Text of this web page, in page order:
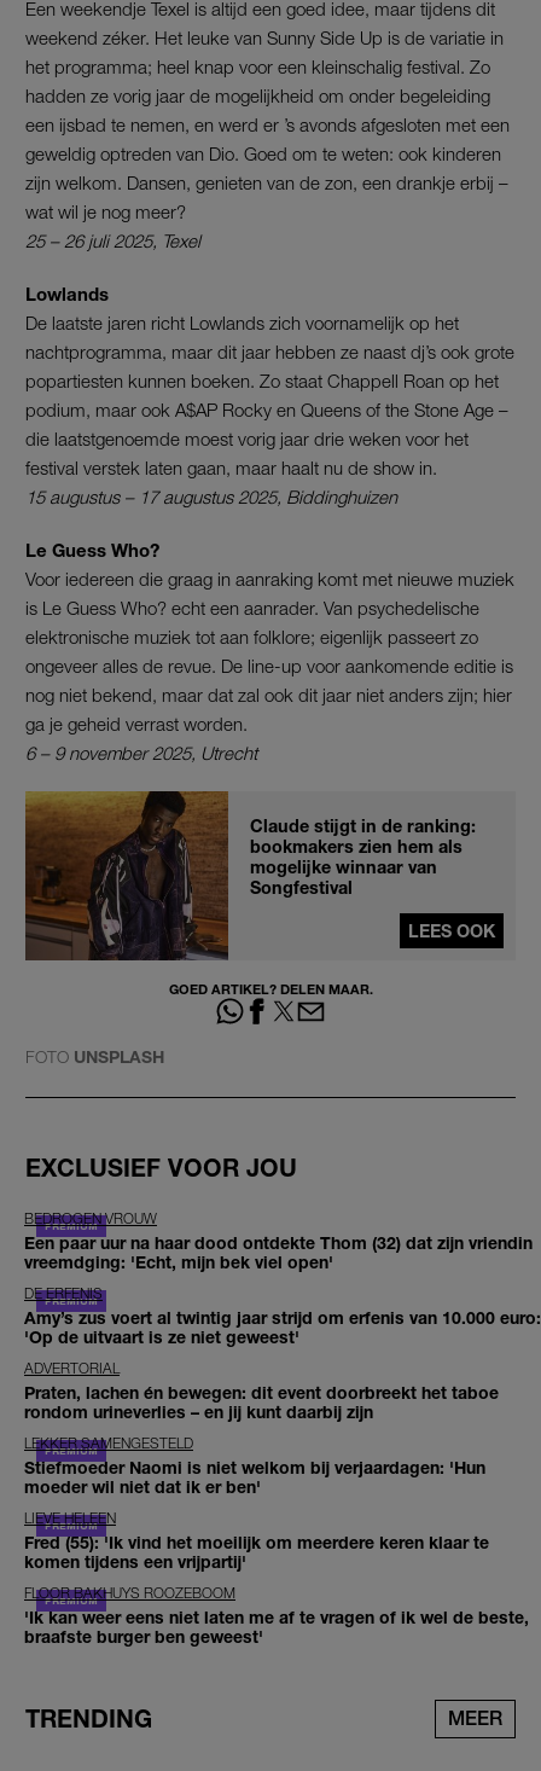
Een weekendje Texel is altijd een goed idee, maar tijdens dit
weekend zéker. Het leuke van Sunny Side Up is de variatie in
het programma; heel knap voor een kleinschalig festival. Zo
hadden ze vorig jaar de mogelijkheid om onder begeleiding
een ijsbad te nemen, en werd er ’s avonds afgesloten met een
geweldig optreden van Dio. Goed om te weten: ook kinderen
zijn welkom. Dansen, genieten van de zon, een drankje erbij –
wat wil je nog meer?
25 – 26 juli 2025, Texel
Lowlands
De laatste jaren richt Lowlands zich voornamelijk op het
nachtprogramma, maar dit jaar hebben ze naast dj’s ook grote
popartiesten kunnen boeken. Zo staat Chappell Roan op het
podium, maar ook A$AP Rocky en Queens of the Stone Age –
die laatstgenoemde moest vorig jaar drie weken voor het
festival verstek laten gaan, maar haalt nu de show in.
15 augustus – 17 augustus 2025, Biddinghuizen
Le Guess Who?
Voor iedereen die graag in aanraking komt met nieuwe muziek
is Le Guess Who? echt een aanrader. Van psychedelische
elektronische muziek tot aan folklore; eigenlijk passeert zo
ongeveer alles de revue. De line-up voor aankomende editie is
nog niet bekend, maar dat zal ook dit jaar niet anders zijn; hier
ga je geheid verrast worden.
6 – 9 november 2025, Utrecht
Claude stijgt in de ranking:
bookmakers zien hem als
mogelijke winnaar van
Songfestival
LEES OOK
GOED ARTIKEL? DELEN MAAR.
FOTO UNSPLASH
EXCLUSIEF VOOR JOU
BEDROGEN VROUW
Een paar uur na haar dood ontdekte Thom (32) dat zijn vriendin
vreemdging: 'Echt, mijn bek viel open'
DE ERFENIS
Amy’s zus voert al twintig jaar strijd om erfenis van 10.000 euro:
'Op de uitvaart is ze niet geweest'
ADVERTORIAL
Praten, lachen én bewegen: dit event doorbreekt het taboe
rondom urineverlies – en jij kunt daarbij zijn
LEKKER SAMENGESTELD
Stiefmoeder Naomi is niet welkom bij verjaardagen: 'Hun
moeder wil niet dat ik er ben'
LIEVE HELEEN
Fred (55): 'Ik vind het moeilijk om meerdere keren klaar te
komen tijdens een vrijpartij'
FLOOR BAKHUYS ROOZEBOOM
'Ik kan weer eens niet laten me af te vragen of ik wel de beste,
braafste burger ben geweest'
TRENDING MEER